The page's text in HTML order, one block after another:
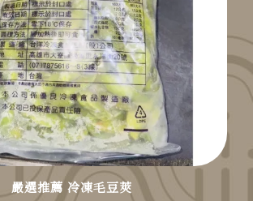
嚴選推薦 冷凍毛豆莢